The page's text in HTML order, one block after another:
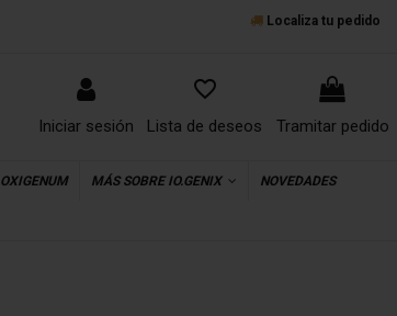
Localiza tu pedido
Iniciar sesión
favorite_border
Lista de deseos Tramitar pedido
OXIGENUM MÁS SOBRE IO.GENIX NOVEDADES